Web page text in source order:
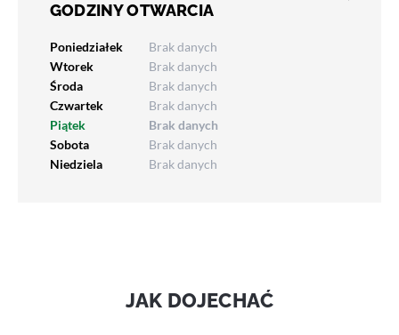
GODZINY OTWARCIA
Poniedziałek
Brak danych
Wtorek
Brak danych
Środa
Brak danych
Czwartek
Brak danych
Piątek
Brak danych
Sobota
Brak danych
Niedziela
Brak danych
JAK DOJECHAĆ